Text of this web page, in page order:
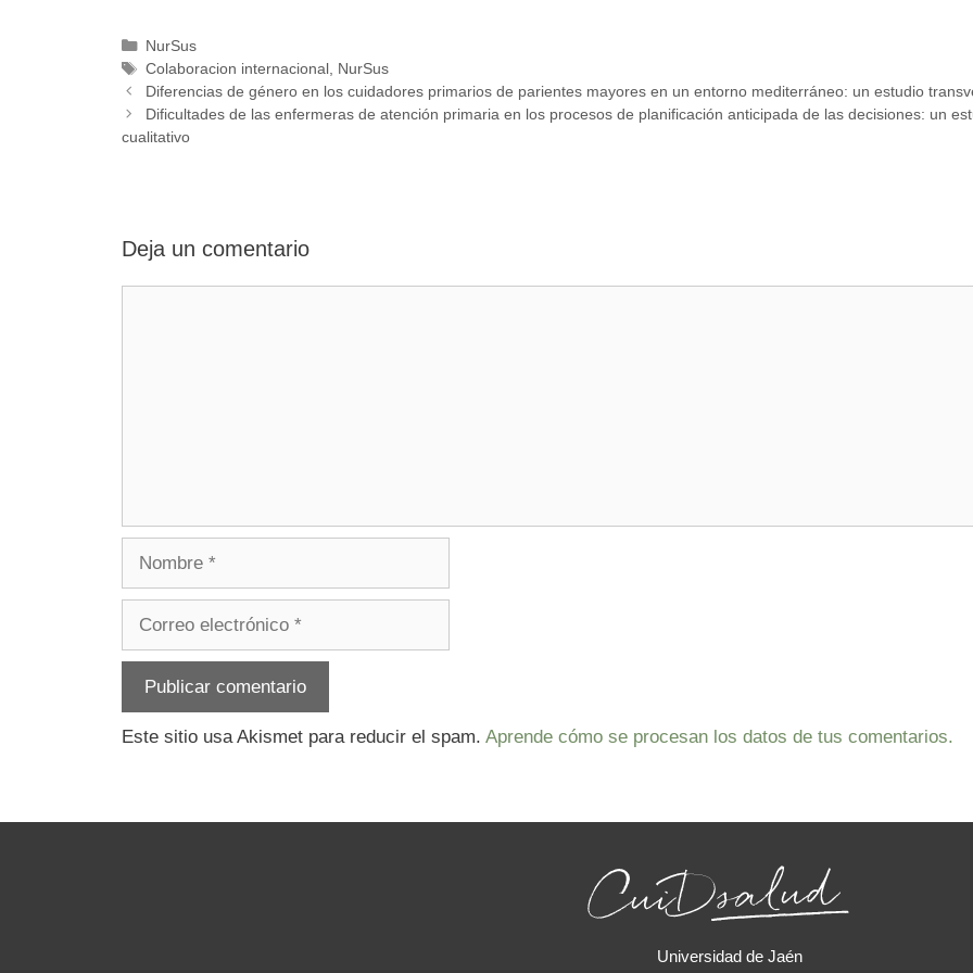
Categorías
NurSus
Etiquetas
Colaboracion internacional, NurSus
Diferencias de género en los cuidadores primarios de parientes mayores en un entorno mediterráneo: un estudio
Dificultades de las enfermeras de atención primaria en los procesos de planificación anticipada de las decisiones: un
cualitativo
Deja un comentario
Este sitio usa Akismet para reducir el spam. Aprende cómo se procesan los datos de tus comentarios.
Universidad de Jaén